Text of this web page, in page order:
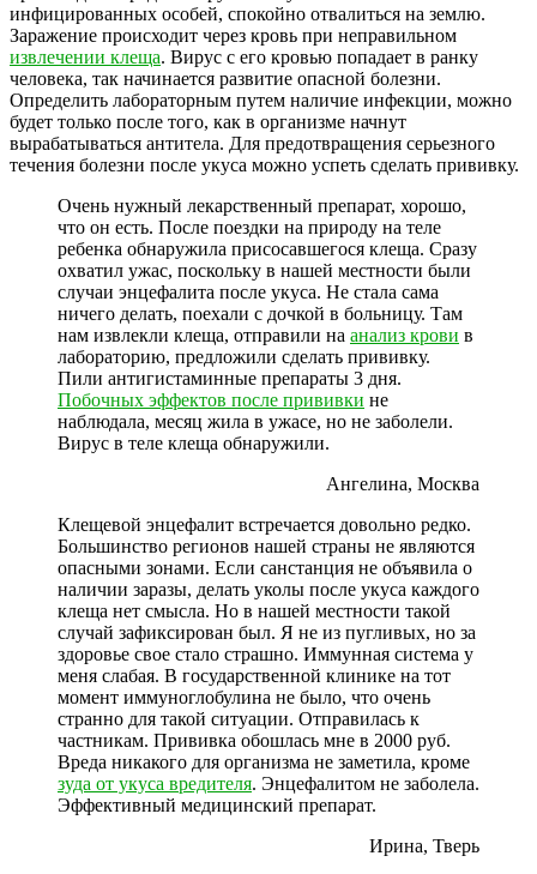
инфицированных особей, спокойно отвалиться на землю.
Заражение происходит через кровь при неправильном
извлечении клеща. Вирус с его кровью попадает в ранку
человека, так начинается развитие опасной болезни.
Определить лабораторным путем наличие инфекции, можно
будет только после того, как в организме начнут
вырабатываться антитела. Для предотвращения серьезного
течения болезни после укуса можно успеть сделать прививку.
Очень нужный лекарственный препарат, хорошо,
что он есть. После поездки на природу на теле
ребенка обнаружила присосавшегося клеща. Сразу
охватил ужас, поскольку в нашей местности были
случаи энцефалита после укуса. Не стала сама
ничего делать, поехали с дочкой в больницу. Там
нам извлекли клеща, отправили на анализ крови в
лабораторию, предложили сделать прививку.
Пили антигистаминные препараты 3 дня.
Побочных эффектов после прививки не
наблюдала, месяц жила в ужасе, но не заболели.
Вирус в теле клеща обнаружили.
Ангелина, Москва
Клещевой энцефалит встречается довольно редко.
Большинство регионов нашей страны не являются
опасными зонами. Если санстанция не объявила о
наличии заразы, делать уколы после укуса каждого
клеща нет смысла. Но в нашей местности такой
случай зафиксирован был. Я не из пугливых, но за
здоровье свое стало страшно. Иммунная система у
меня слабая. В государственной клинике на тот
момент иммуноглобулина не было, что очень
странно для такой ситуации. Отправилась к
частникам. Прививка обошлась мне в 2000 руб.
Вреда никакого для организма не заметила, кроме
зуда от укуса вредителя. Энцефалитом не заболела.
Эффективный медицинский препарат.
Ирина, Тверь